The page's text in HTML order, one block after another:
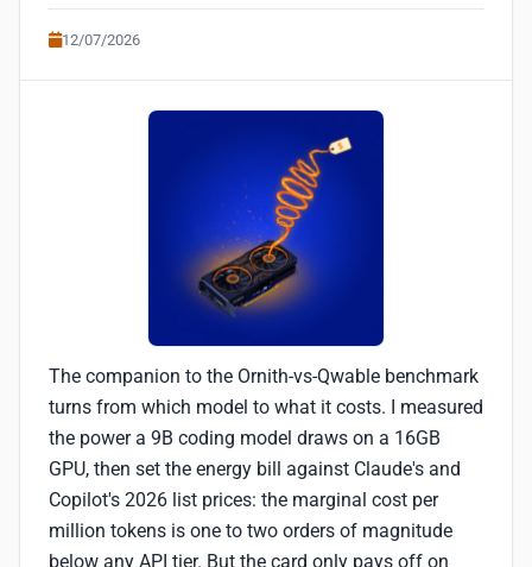
12/07/2026
The companion to the Ornith-vs-Qwable benchmark
turns from which model to what it costs. I measured
the power a 9B coding model draws on a 16GB
GPU, then set the energy bill against Claude's and
Copilot's 2026 list prices: the marginal cost per
million tokens is one to two orders of magnitude
below any API tier. But the card only pays off on